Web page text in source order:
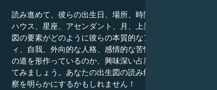
読み進めて、彼らの出生日、場所、時間、惑星の位置、
ハウス、星座、アセンダント、月、上昇星座など、出生
図の要素がどのように彼らの本質的なアイデンティテ
ィ、自我、外向的な人格、感情的な苦悩、そして成功へ
の道を形作っているのか、興味深い占星術的解釈を探っ
てみましょう。あなたの出生図の読み解きも、同様の洞
察を明らかにするかもしれません！